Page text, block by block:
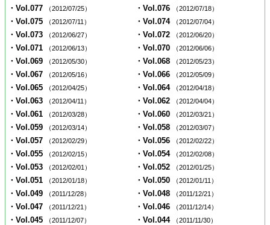
・Vol.077 （2012/07/25） ・Vol.076 （2012/07/18）
・Vol.075 （2012/07/11） ・Vol.074 （2012/07/04）
・Vol.073 （2012/06/27） ・Vol.072 （2012/06/20）
・Vol.071 （2012/06/13） ・Vol.070 （2012/06/06）
・Vol.069 （2012/05/30） ・Vol.068 （2012/05/23）
・Vol.067 （2012/05/16） ・Vol.066 （2012/05/09）
・Vol.065 （2012/04/25） ・Vol.064 （2012/04/18）
・Vol.063 （2012/04/11） ・Vol.062 （2012/04/04）
・Vol.061 （2012/03/28） ・Vol.060 （2012/03/21）
・Vol.059 （2012/03/14） ・Vol.058 （2012/03/07）
・Vol.057 （2012/02/29） ・Vol.056 （2012/02/22）
・Vol.055 （2012/02/15） ・Vol.054 （2012/02/08）
・Vol.053 （2012/02/01） ・Vol.052 （2012/01/25）
・Vol.051 （2012/01/18） ・Vol.050 （2012/01/11）
・Vol.049 （2011/12/28） ・Vol.048 （2011/12/21）
・Vol.047 （2011/12/21） ・Vol.046 （2011/12/14）
・Vol.045 （2011/12/07） ・Vol.044 （2011/11/30）